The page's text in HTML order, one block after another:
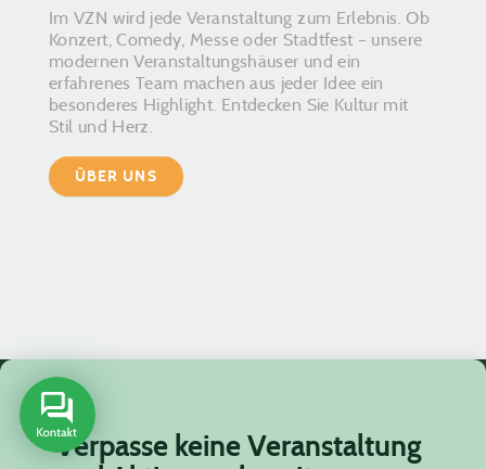
Im VZN wird jede Veranstaltung zum Erlebnis. Ob
Konzert, Comedy, Messe oder Stadtfest – unsere
modernen Veranstaltungshäuser und ein
erfahrenes Team machen aus jeder Idee ein
besonderes Highlight. Entdecken Sie Kultur mit
Stil und Herz.
ÜBER UNS
Verpasse keine Veranstaltung